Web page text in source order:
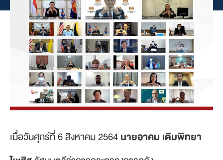
เมื่อวันศุกร์ที่ 6 สิงหาคม 2564นายอาคม เติมพิทยา